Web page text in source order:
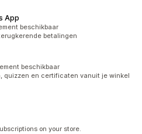
App
beschikbaar
betalingen
beschikbaar
quizzen en certificaten vanuit je winkel
on your store.